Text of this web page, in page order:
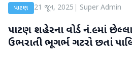
પાટણ 21 જૂન, 2025 Super Admin
પાટણ શહેરના વોર્ડ નં.૯માં
ઉભરાતી ભૂગર્ભ ગટરો છતાં